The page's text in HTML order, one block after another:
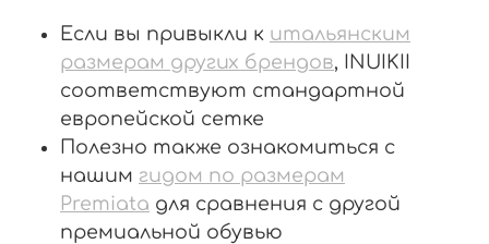
Если вы привыкли к итальянским
размерам других брендов, INUIKII
соответствуют стандартной
европейской сетке
Полезно также ознакомиться с
нашим гидом по размерам
Premiata для сравнения с другой
премиальной обувью